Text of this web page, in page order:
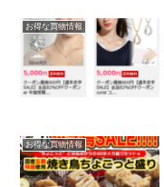
お得な買物情報
お得な買物情報